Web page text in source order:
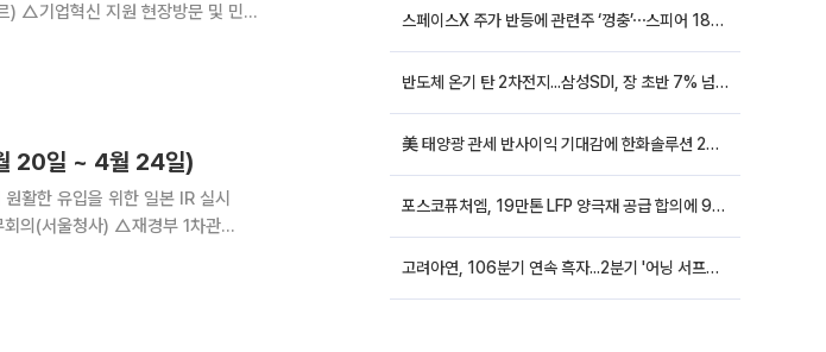
20일 ~ 4월 24일)
스페이스X 주가 반등에 관련주 ‘껑충’⋯스피어 18%ㆍ에이치브이엠 12%↑
반도체 온기 탄 2차전지...삼성SDI, 장 초반 7% 넘게 껑충
美 태양광 관세 반사이익 기대감에 한화솔루션 20%대·OCI홀딩스 14%대 급등
포스코퓨처엠, 19만톤 LFP 양극재 공급 합의에 9%대 강세
고려아연, 106분기 연속 흑자...2분기 '어닝 서프라이즈'에 장 초반 12%대 강세